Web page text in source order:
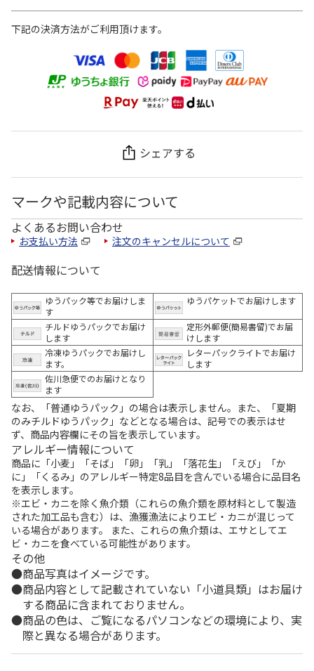
下記の決済方法がご利用頂けます。
シェアする
マークや記載内容について
よくあるお問い合わせ
お支払い方法 注文のキャンセルについて
配送情報について
ゆうパック等でお届けしま
す
ゆうパケットでお届けします
チルドゆうパックでお届け
します
定形外郵便(簡易書留)でお届
けします
冷凍ゆうパックでお届けし
ます。
レターパックライトでお届け
します
佐川急便でのお届けとなり
ます
なお、「普通ゆうパック」の場合は表示しません。また、「夏期
のみチルドゆうパック」などとなる場合は、記号での表示はせ
ず、商品内容欄にその旨を表示しています。
アレルギー情報について
商品に「小麦」「そば」「卵」「乳」「落花生」「えび」「か
に」「くるみ」のアレルギー特定8品目を含んでいる場合に品目名
を表示します。
※エビ・カニを除く魚介類（これらの魚介類を原材料として製造
された加工品も含む）は、漁獲漁法によりエビ・カニが混じって
いる場合があります。 また、これらの魚介類は、エサとしてエ
ビ・カニを食べている可能性があります。
その他
商品写真はイメージです。
商品内容として記載されていない「小道具類」はお届け
する商品に含まれておりません。
商品の色は、ご覧になるパソコンなどの環境により、実
際と異なる場合があります。